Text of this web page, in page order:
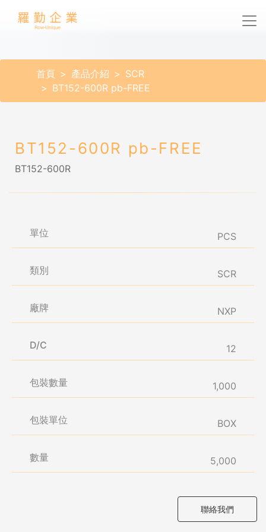
首頁 產品介紹
SCR
BT152-600R pb-FREE
BT152-600R pb-FREE
BT152-600R
單位 PCS
類別 SCR
廠牌 NXP
D/C 12
包裝數量 1,000
包裝單位 BOX
數量 5,000
聯絡我們